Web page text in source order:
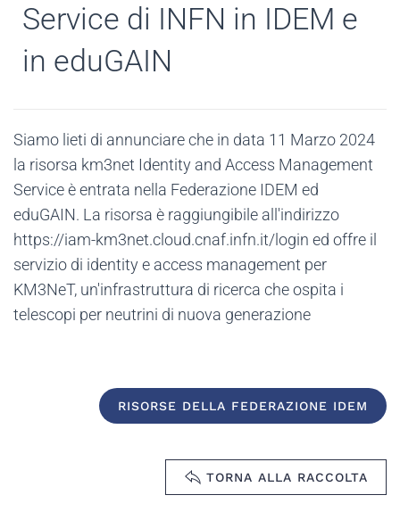
Service di INFN in IDEM e
in eduGAIN
Siamo lieti di annunciare che in data 11 Marzo 2024
la risorsa km3net Identity and Access Management
Service è entrata nella Federazione IDEM ed
eduGAIN. La risorsa è raggiungibile all'indirizzo
https://iam-km3net.cloud.cnaf.infn.it/login ed offre il
servizio di identity e access management per
KM3NeT, un'infrastruttura di ricerca che ospita i
telescopi per neutrini di nuova generazione
RISORSE DELLA FEDERAZIONE IDEM
TORNA ALLA RACCOLTA